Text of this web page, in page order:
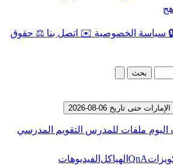
سياسة الخصوصية ✉️ اتصل بنا ⚖️ حقوق
بحث
حتى تاريخ 06-08-2026
ملفات للمدرس التقويم المدرسي
QnAالهياكلالفيديوهات